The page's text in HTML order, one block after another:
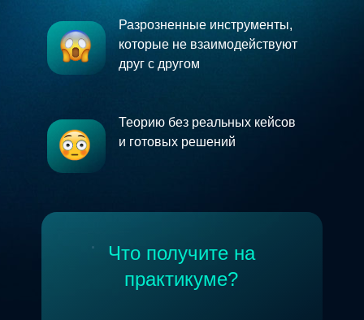
Разрозненные инструменты,
которые не взаимодействуют
друг с другом
Теорию без реальных кейсов
и готовых решений
Что получите на
практикуме?